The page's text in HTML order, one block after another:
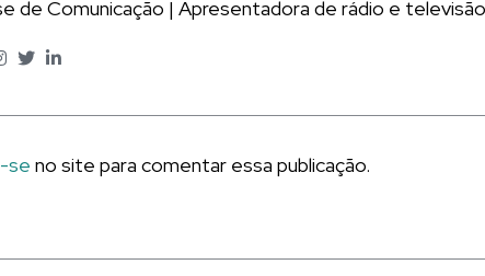
de Comunicação | Apresentadora de rádio e
se no site para comentar essa publicação.